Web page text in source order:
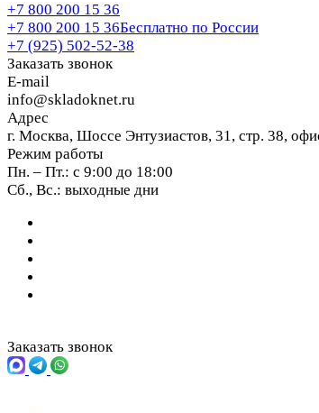
+7 800 200 15 36
+7 800 200 15 36Бесплатно по России
+7 (925) 502-52-38
Заказать звонок
E-mail
info@skladoknet.ru
Адрес
г. Москва, Шоссе Энтузиастов, 31, стр. 38,
Режим работы
Пн. – Пт.: с 9:00 до 18:00
Сб., Вс.: выходные дни
Заказать звонок